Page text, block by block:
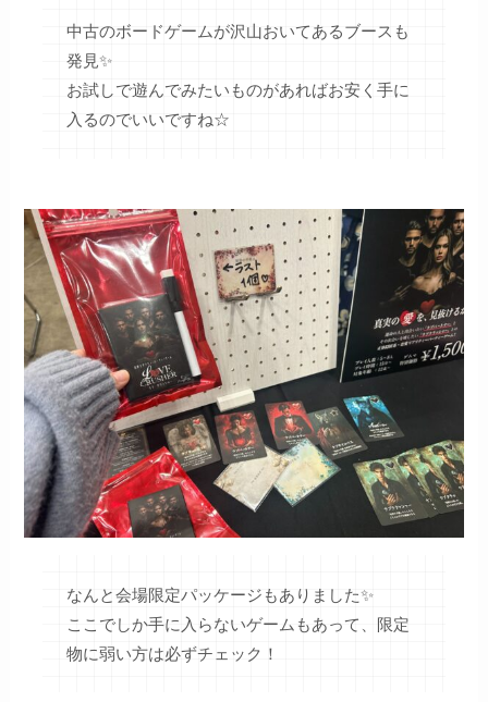
中古のボードゲームが沢山おいてあるブースも
発見✨
お試しで遊んでみたいものがあればお安く手に
入るのでいいですね☆
なんと会場限定パッケージもありました✨
ここでしか手に入らないゲームもあって、限定
物に弱い方は必ずチェック！